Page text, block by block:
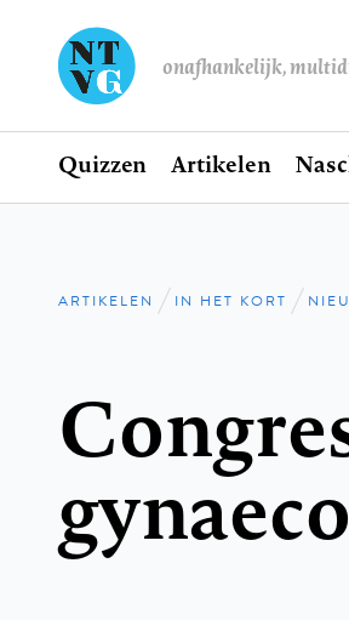
onafhankelijk,
Hoofdnavigatie
Home
Quizzen Artikelen
Kruimelpad
ARTIKELEN IN HET KORT